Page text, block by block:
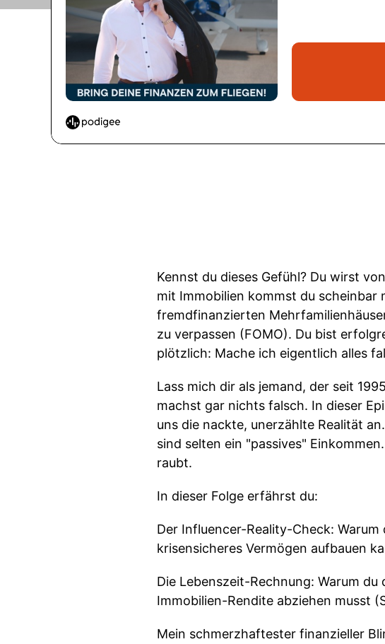
Kennst du dieses Gefühl? Du wirst
mit Immobilien kommst du scheinbar
fremdfinanzierten
zu verpassen (FOMO). Du bist
plötzlich: Mache ich eigentlich alles
Lass mich dir als jemand, der seit
machst gar nichts falsch. In dieser
uns die nackte, unerzählte Realität
sind selten ein "passives"
raubt.
In dieser Folge erfährst du:
Der Influencer-Reality-Check:
krisensicheres Vermögen aufbauen
Die Lebenszeit-Rechnung: Warum
Immobilien-Rendite abziehen musst
Mein schmerzhaftester finanzieller